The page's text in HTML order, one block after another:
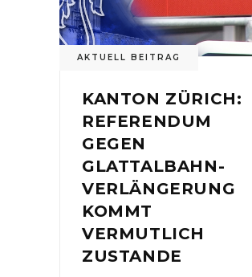
AKTUELL BEITRAG
KANTON ZÜRICH:
REFERENDUM
GEGEN
GLATTALBAHN-
VERLÄNGERUNG
KOMMT
VERMUTLICH
ZUSTANDE